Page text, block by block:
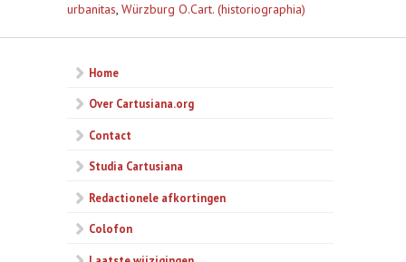
urbanitas, Würzburg O.Cart. (historiographia)
Home
Over Cartusiana.org
Contact
Studia Cartusiana
Redactionele afkortingen
Colofon